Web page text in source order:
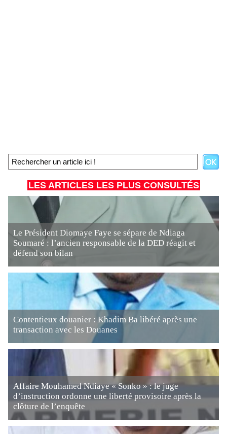
LES ARTICLES LES PLUS CONSULTÉS
Le Président Diomaye Faye se sépare de Ndiaga
Soumaré : l’ancien responsable de la DED réagit et
défend son bilan
Contentieux douanier : Khadim Ba libéré après une
transaction avec les Douanes
Affaire Mouhamed Ndiaye « Sonko » : le juge
d’instruction ordonne une liberté provisoire après la
clôture de l’enquête